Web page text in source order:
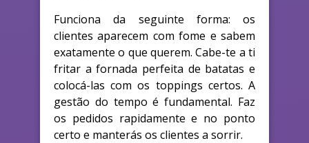
Funciona da seguinte forma: os
clientes aparecem com fome e sabem
exatamente o que querem. Cabe-te a ti
fritar a fornada perfeita de batatas e
colocá-las com os toppings certos. A
gestão do tempo é fundamental. Faz
os pedidos rapidamente e no ponto
certo e manterás os clientes a sorrir.